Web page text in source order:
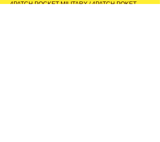
4PATCH POCKET MILITARY / 4PATCH POKET